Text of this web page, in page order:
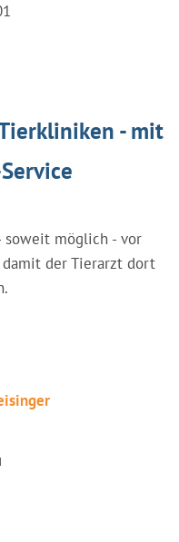
- mit
möglich - vor
der Tierarzt dort